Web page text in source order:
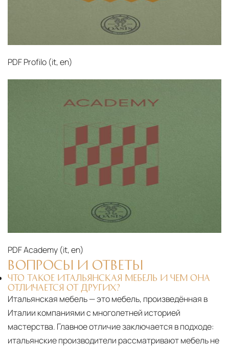
PDFProfilo (it, en)‎
PDFAcademy (it, en)‎
ВОПРОСЫ И ОТВЕТЫ
ЧТО ТАКОЕ ИТАЛЬЯНСКАЯ МЕБЕЛЬ И ЧЕМ ОНА
ОТЛИЧАЕТСЯ ОТ ДРУГИХ?
Итальянская мебель — это мебель, произведённая в
Италии компаниями с многолетней историей
мастерства. Главное отличие заключается в подходе:
итальянские производители рассматривают мебель не